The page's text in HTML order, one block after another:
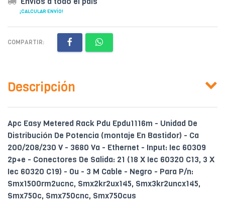
¡CALCULAR ENVÍO!
COMPARTIR:
Descripción
Apc Easy Metered Rack Pdu Epdu1116m - Unidad De
Distribución De Potencia (montaje En Bastidor) - Ca
200/208/230 V - 3680 Va - Ethernet - Input: Iec 60309
2p+e - Conectores De Salida: 21 (18 X Iec 60320 C13, 3 X
Iec 60320 C19) - 0u - 3 M Cable - Negro - Para P/n:
Smx1500rm2ucnc, Smx2kr2ux145, Smx3kr2uncx145,
Smx750c, Smx750cnc, Smx750cus